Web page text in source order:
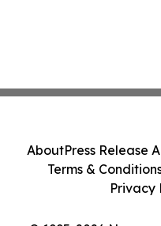
AboutPress Release
Terms &
Privacy